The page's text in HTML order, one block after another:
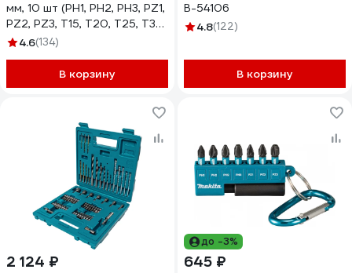
мм, 10 шт (PH1, PH2, PH3, PZ1,
PZ2, PZ3, T15, T20, T25, T30)
Makita E-12011
4.6(134)
В корзину
B-54106
4.8(122)
В корзину
2 124 ₽
до -3%
645 ₽